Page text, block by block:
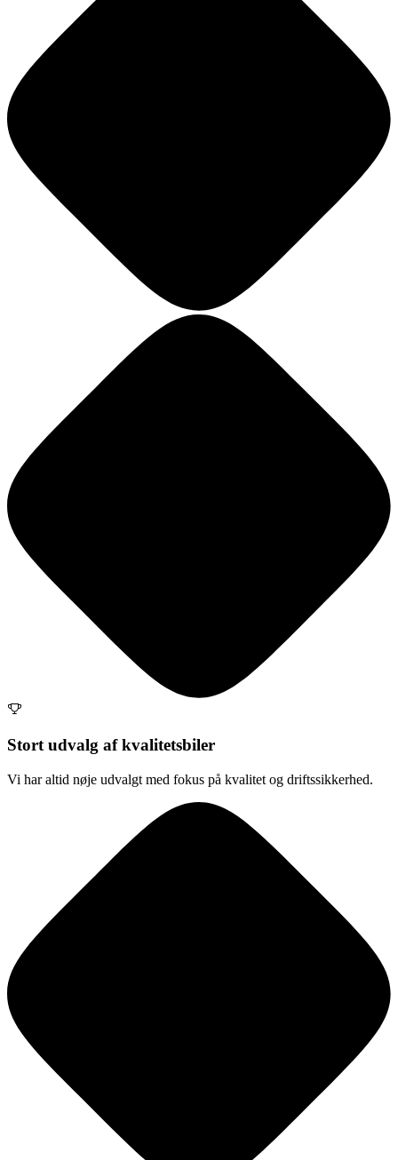
Stort udvalg af kvalitetsbiler
Vi har altid nøje udvalgt med fokus på kvalitet og driftssikkerhed.